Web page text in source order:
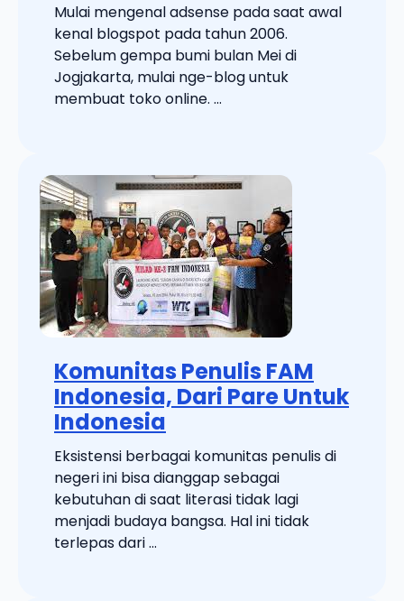
Mulai mengenal adsense pada saat awal
kenal blogspot pada tahun 2006.
Sebelum gempa bumi bulan Mei di
Jogjakarta, mulai nge-blog untuk
membuat toko online. ...
Komunitas Penulis FAM
Indonesia, Dari Pare Untuk
Indonesia
Eksistensi berbagai komunitas penulis di
negeri ini bisa dianggap sebagai
kebutuhan di saat literasi tidak lagi
menjadi budaya bangsa. Hal ini tidak
terlepas dari ...